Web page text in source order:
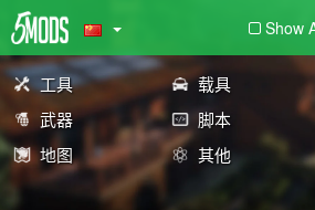
Show
工具 载具
武器
脚本
地图
其他